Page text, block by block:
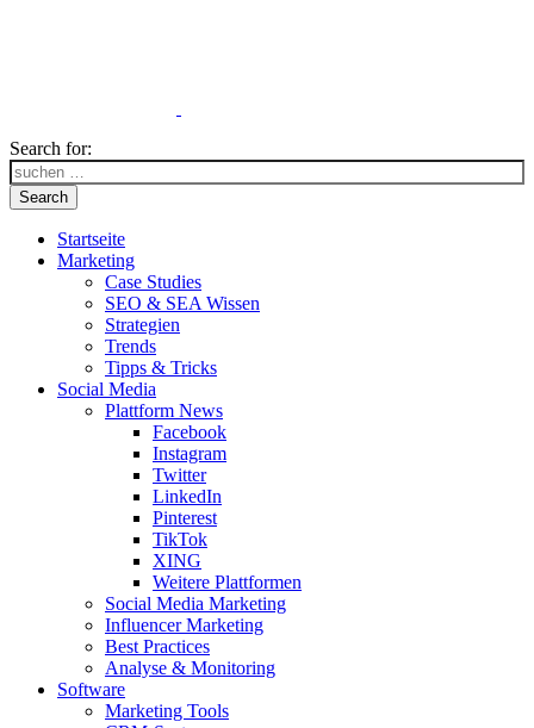
Search for:
Search
Startseite
Marketing
Case Studies
SEO & SEA Wissen
Strategien
Trends
Tipps & Tricks
Social Media
Plattform News
Facebook
Instagram
Twitter
LinkedIn
Pinterest
TikTok
XING
Weitere Plattformen
Social Media Marketing
Influencer Marketing
Best Practices
Analyse & Monitoring
Software
Marketing Tools